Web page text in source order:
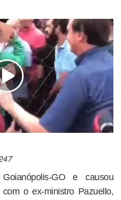
GO e causou
o ex-ministro Pazuello,